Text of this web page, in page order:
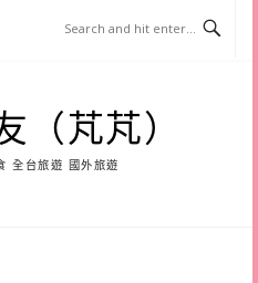
（芃芃）
全台旅遊 國外旅遊